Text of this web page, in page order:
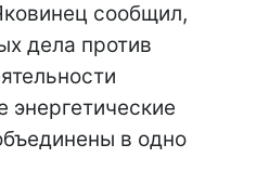
сообщил,
дела против
энергетические
в одно